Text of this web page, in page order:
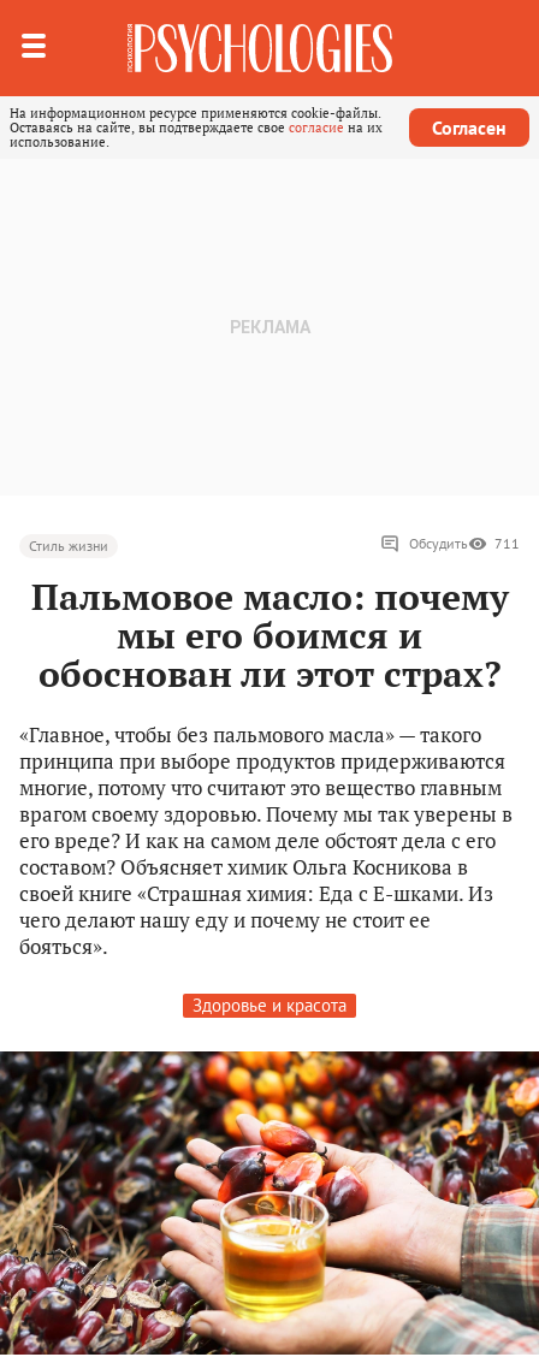
На информационном ресурсе применяются cookie-файлы.
Оставаясь на сайте, вы подтверждаете свое согласие на их
использование.
Согласен
Стиль жизни Обсудить 711
Пальмовое масло: почему
мы его боимся и
обоснован ли этот страх?
«Главное, чтобы без пальмового масла» — такого
принципа при выборе продуктов придерживаются
многие, потому что считают это вещество главным
врагом своему здоровью. Почему мы так уверены в
его вреде? И как на самом деле обстоят дела с его
составом? Объясняет химик Ольга Косникова в
своей книге «Страшная химия: Еда с Е-шками. Из
чего делают нашу еду и почему не стоит ее
бояться».
Здоровье и красота